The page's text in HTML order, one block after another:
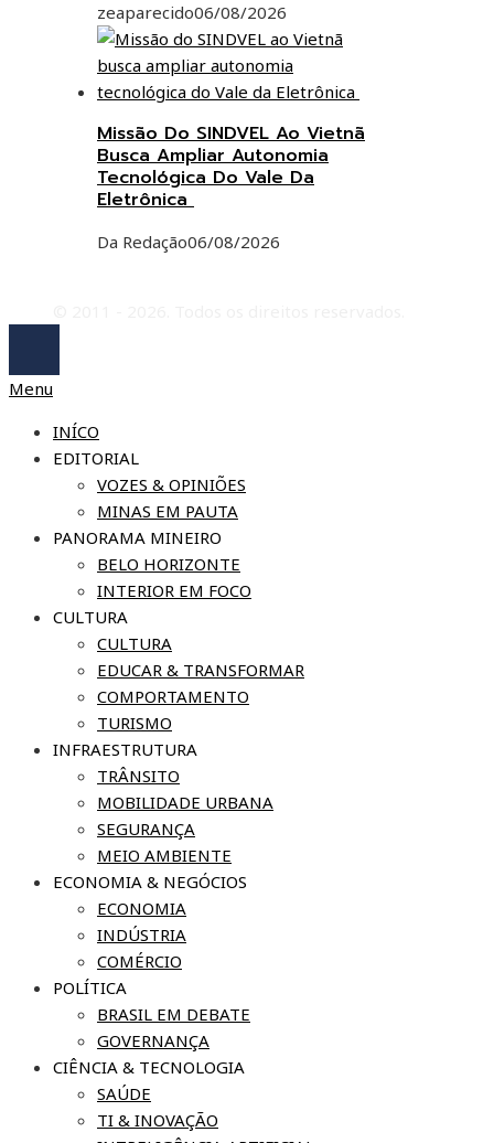
zeaparecido06/08/2026
Missão Do SINDVEL Ao Vietnã
Busca Ampliar Autonomia
Tecnológica Do Vale Da
Eletrônica
Da Redação06/08/2026
Menu
INÍCO
EDITORIAL
VOZES & OPINIÕES
MINAS EM PAUTA
PANORAMA MINEIRO
BELO HORIZONTE
INTERIOR EM FOCO
CULTURA
CULTURA
EDUCAR & TRANSFORMAR
COMPORTAMENTO
TURISMO
INFRAESTRUTURA
TRÂNSITO
MOBILIDADE URBANA
SEGURANÇA
MEIO AMBIENTE
ECONOMIA & NEGÓCIOS
ECONOMIA
INDÚSTRIA
COMÉRCIO
POLÍTICA
BRASIL EM DEBATE
GOVERNANÇA
CIÊNCIA & TECNOLOGIA
SAÚDE
TI & INOVAÇÃO